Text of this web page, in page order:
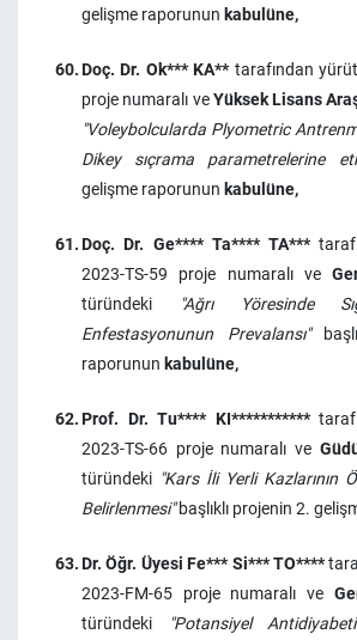
gelişme raporunun kabulüne,
60.Doç. Dr. Ok*** KA**tarafından
proje numaralı veYüksek Lisans
"Voleybolcularda Plyometric
Dikey sıçrama parametrelerine
gelişme raporunun kabulüne,
61.Doç. Dr. Ge**** Ta**** TA***
2023-TS-59 proje numaralı ve
türündeki
"Ağrı Yöresinde
Enfestasyonunun Prevalansı"
raporunun kabulüne,
62.Prof. Dr. Tu**** KI***********
2023-TS-66 proje numaralı ve
türündeki "Kars İli Yerli Kazlarının
Belirlenmesi"başlıklı projenin 2.
63.Dr. Öğr. Üyesi Fe*** Si*** TO****
2023-FM-65 proje numaralı ve
türündeki
"Potansiyel